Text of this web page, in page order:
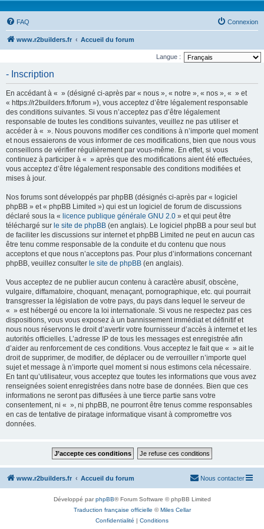
FAQ Connexion
www.r2builders.fr Accueil du forum
Langue :
- Inscription
En accédant à « » (désigné ci-après par « nous », « notre », « nos », « » et
« https://r2builders.fr/forum »), vous acceptez d’être légalement responsable
des conditions suivantes. Si vous n’acceptez pas d’être légalement
responsable de toutes les conditions suivantes, veuillez ne pas utiliser et
accéder à « ». Nous pouvons modifier ces conditions à n’importe quel moment
et nous essaierons de vous informer de ces modifications, bien que nous vous
conseillons de vérifier régulièrement par vous-même. En effet, si vous
continuez à participer à « » après que des modifications aient été effectuées,
vous acceptez d’être légalement responsable des conditions modifiées et
mises à jour.
Nos forums sont développés par phpBB (désignés ci-après par « logiciel
phpBB » et « phpBB Limited ») qui est un logiciel de forum de discussions
déclaré sous la « licence publique générale GNU 2.0 » et qui peut être
téléchargé sur le site de phpBB (en anglais). Le logiciel phpBB a pour seul but
de faciliter les discussions sur internet et phpBB Limited ne peut en aucun cas
être tenu comme responsable de la conduite et du contenu que nous
acceptons et que nous n’acceptons pas. Pour plus d’informations concernant
phpBB, veuillez consulter le site de phpBB (en anglais).
Vous acceptez de ne publier aucun contenu à caractère abusif, obscène,
vulgaire, diffamatoire, choquant, menaçant, pornographique, etc. qui pourrait
transgresser la législation de votre pays, du pays dans lequel le serveur de
« » est hébergé ou encore la loi internationale. Si vous ne respectez pas ces
dispositions, vous vous exposez à un bannissement immédiat et définitif et
nous nous réservons le droit d’avertir votre fournisseur d’accès à internet et les
autorités officielles. L’adresse IP de tous les messages est enregistrée afin
d’aider au renforcement de ces conditions. Vous acceptez le fait que « » ait le
droit de supprimer, de modifier, de déplacer ou de verrouiller n’importe quel
sujet et message à n’importe quel moment si nous estimons cela nécessaire.
En tant qu’utilisateur, vous acceptez que toutes les informations que vous avez
renseignées soient enregistrées dans notre base de données. Bien que ces
informations ne seront pas diffusées à une tierce partie sans votre
consentement, ni « », ni phpBB, ne pourront être tenus comme responsables
en cas de tentative de piratage informatique visant à compromettre vos
données.
www.r2builders.fr Accueil du forum Nous contacter
Développé parphpBB® Forum Software © phpBB Limited
Traduction française officielle ©Miles Cellar
Confidentialité | Conditions